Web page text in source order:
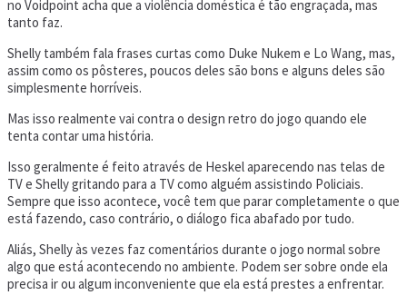
no Voidpoint acha que a violência doméstica é tão engraçada, mas
tanto faz.
Shelly também fala frases curtas como Duke Nukem e Lo Wang, mas,
assim como os pôsteres, poucos deles são bons e alguns deles são
simplesmente horríveis.
Mas isso realmente vai contra o design retro do jogo quando ele
tenta contar uma história.
Isso geralmente é feito através de Heskel aparecendo nas telas de
TV e Shelly gritando para a TV como alguém assistindo Policiais.
Sempre que isso acontece, você tem que parar completamente o que
está fazendo, caso contrário, o diálogo fica abafado por tudo.
Aliás, Shelly às vezes faz comentários durante o jogo normal sobre
algo que está acontecendo no ambiente. Podem ser sobre onde ela
precisa ir ou algum inconveniente que ela está prestes a enfrentar.